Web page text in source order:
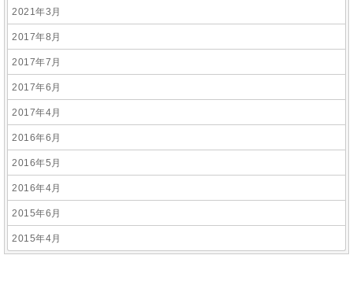
2021年3月
2017年8月
2017年7月
2017年6月
2017年4月
2016年6月
2016年5月
2016年4月
2015年6月
2015年4月